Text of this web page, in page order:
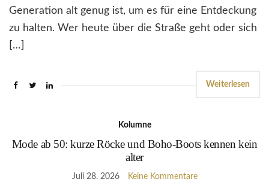
Generation alt genug ist, um es für eine Entdeckung
zu halten. Wer heute über die Straße geht oder sich
[…]
Weiterlesen
Kolumne
Mode ab 50: kurze Röcke und Boho-Boots kennen kein
alter
Juli 28, 2026 Keine Kommentare